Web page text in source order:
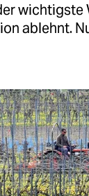
wichtigste
ablehnt.